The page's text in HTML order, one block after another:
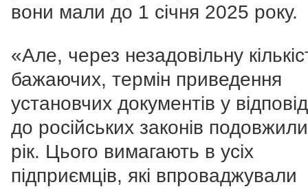
вони мали до 1 січня 2025 року.
«Але, через незадовільну
бажаючих, термін приведення
установчих документів у
до російських законів
рік. Цього вимагають в усіх
підприємців, які впроваджували